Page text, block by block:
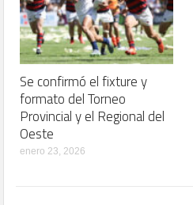
Se confirmó el fixture y
formato del Torneo
Provincial y el Regional del
Oeste
enero 23, 2026